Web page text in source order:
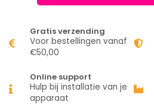
Gratis verzending
Voor bestellingen vanaf
€50,00
Online support
Hulp bij installatie van je
apparaat